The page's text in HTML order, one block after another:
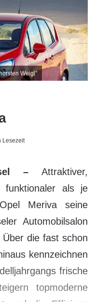
Weigl"
Lesezeit
– Attraktiver,
funktionaler als je
Meriva seine
Automobilsalon
die fast schon
kennzeichnen
frische
topmoderne